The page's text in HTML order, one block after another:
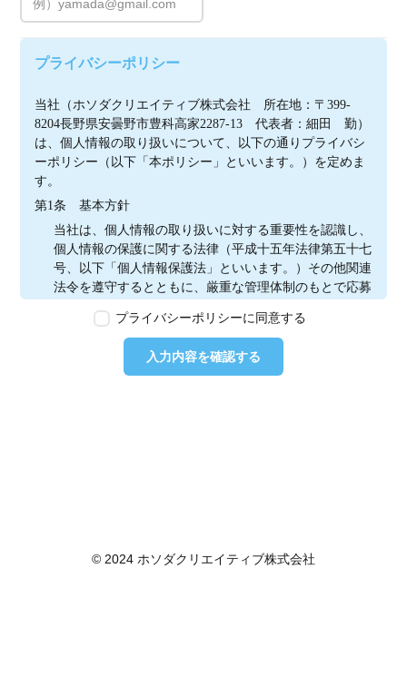
プライバシーポリシー
当社（ホソダクリエイティブ株式会社　所在地：〒399-
8204長野県安曇野市豊科高家2287-13　代表者：細田　勤）
は、個人情報の取り扱いについて、以下の通りプライバシ
ーポリシー（以下「本ポリシー」といいます。）を定めま
す。
第1条　基本方針
当社は、個人情報の取り扱いに対する重要性を認識し、
個人情報の保護に関する法律（平成十五年法律第五十七
号、以下「個人情報保護法」といいます。）その他関連
法令を遵守するとともに、厳重な管理体制のもとで応募
本ウェブサイトで取得する個人情報に限り適用されるも
のとします。
第2条　個人情報の定義
情報取扱事業者が、開示、内容の訂正、追加又は削除、
プライバシーポリシーに同意する
入力内容を確認する
© 2024 ホソダクリエイティブ株式会社